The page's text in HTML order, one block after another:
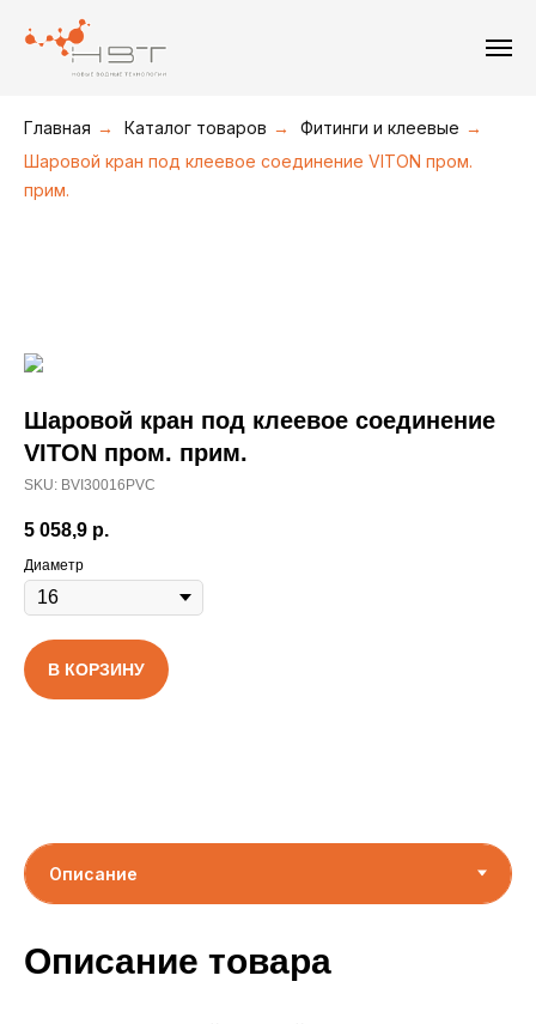
Главная → Каталог товаров → Фитинги и клеевые →
Шаровой кран под клеевое соединение VITON пром.
прим.
Шаровой кран под клеевое соединение
VITON пром. прим.
SKU: BVI30016PVC
5 058,9 р.
Диаметр
В КОРЗИНУ
Описание товара